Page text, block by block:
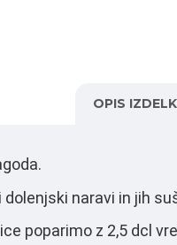
OPIS
naravi in jih
poparimo z 2,5 dcl